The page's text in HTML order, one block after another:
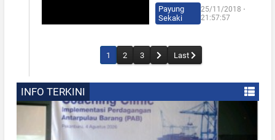
Payung
Sekaki
25/11/2018 ⋅
21:57:57
1 2 3 Last
INFO TERKINI